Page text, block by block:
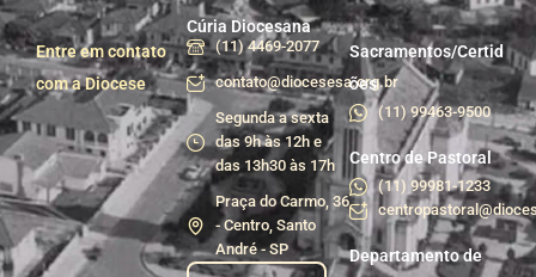
Entre em contato
com a Diocese
Cúria Diocesana
(11) 4469-2077
contato@diocesesa.org.br
Segunda a sexta
das 9h às 12h e
das 13h30 às 17h
Praça do Carmo, 36
- Centro, Santo
André - SP
Sacramentos/Certid
ões
(11) 99463-9500
Centro de Pastoral
(11) 99981-1233
Departamento de